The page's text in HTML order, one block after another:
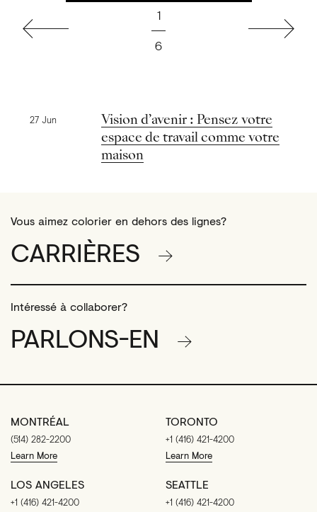
Précédent
1
6
Suivant
Nouvelles précédentes
27 Jun
Vision d’avenir : Pensez votre
espace de travail comme votre
maison
Vous aimez colorier en dehors des lignes?
CARRIÈRES
Intéressé à collaborer?
PARLONS-EN
MONTRÉAL
(514) 282-2200
Learn More
TORONTO
+1 (416) 421-4200
Learn More
LOS ANGELES
+1 (416) 421-4200
SEATTLE
+1 (416) 421-4200